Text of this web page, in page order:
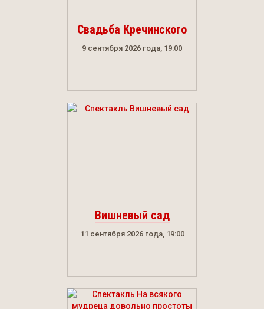
Свадьба Кречинского
9 сентября 2026 года, 19:00
Вишневый сад
11 сентября 2026 года, 19:00